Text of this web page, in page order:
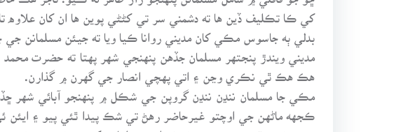
کي ڪا تڪليف ڏين ها ته دشمني سر تي کڻڻي پوين ها ان کان
بدلي ٻه جاسوس مڪي کان مديني روانا ڪيا ويا ته جيئن
مديني ويندڙ پنجتهر مسلمان جڏهن پنهنجي شهر پهتا ته حضرت
هڪ هڪ ٿي نڪري وڃن ۽ اتي پهچي انصار جي گهرن ۾ گذارن.
مڪي جا مسلمان ننڍن ننڍن گروپن جي شڪل ۾ پنهنجو آبائي
ڪجهه ماڻهن جي اوچتو غيرحاضر رهڻ تي شڪ پيدا ٿئي پيو ۽ ايئن
تنهن ڪري قريشن هجرت ڪرڻ وارن مسلمانن کي روڪڻ ۽ مڪي